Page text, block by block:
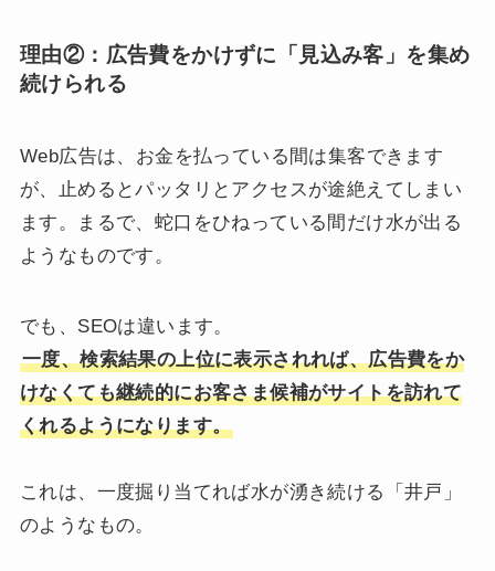
理由②： 広告費をかけずに「見込み客」を集め
続けられる
Web広告は、お金を払っている間は集客できます
が、止めるとパッタリとアクセスが途絶えてしまい
ます。まるで、蛇口をひねっている間だけ水が出る
ようなものです。
でも、SEOは違います。
一度、検索結果の上位に表示されれば、広告費をか
けなくても継続的にお客さま候補がサイトを訪れて
くれるようになります。
これは、一度掘り当てれば水が湧き続ける「井戸」
のようなもの。